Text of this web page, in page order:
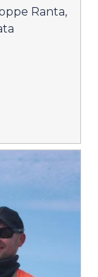
Ranta,